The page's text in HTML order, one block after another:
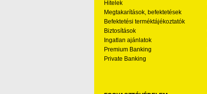
Hitelek
Megtakarítások, befektetések
Befektetési terméktájékoztatók
Biztosítások
Ingatlan ajánlatok
Premium Banking
Private Banking